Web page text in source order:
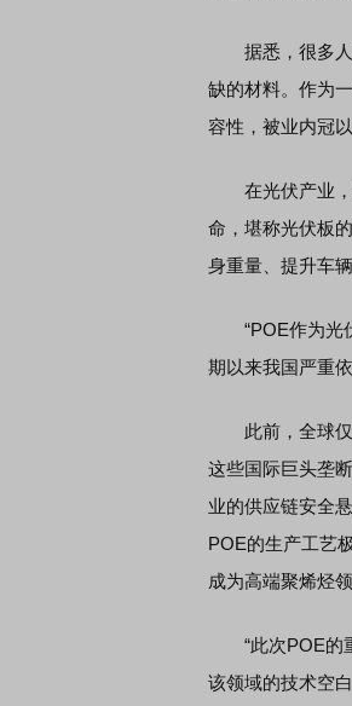
据悉，很多人
缺的材料。作为
容性，被业内冠
在光伏产业，
命，堪称光伏板
身重量、提升车
“POE作为光伏
期以来我国严重
此前，全球
这些国际巨头垄
业的供应链安全
POE的生产工艺
成为高端聚烯烃领
“此次POE的重
该领域的技术空